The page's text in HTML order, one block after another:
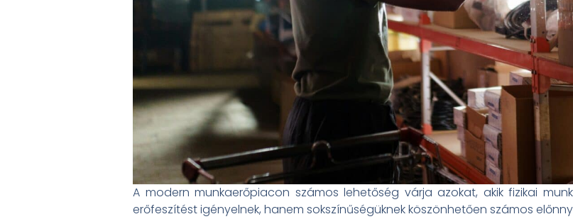
A modern munkaerőpiacon számos lehetőség várja azokat, akik fizikai
erőfeszítést igényelnek, hanem sokszínűségüknek köszönhetően számos